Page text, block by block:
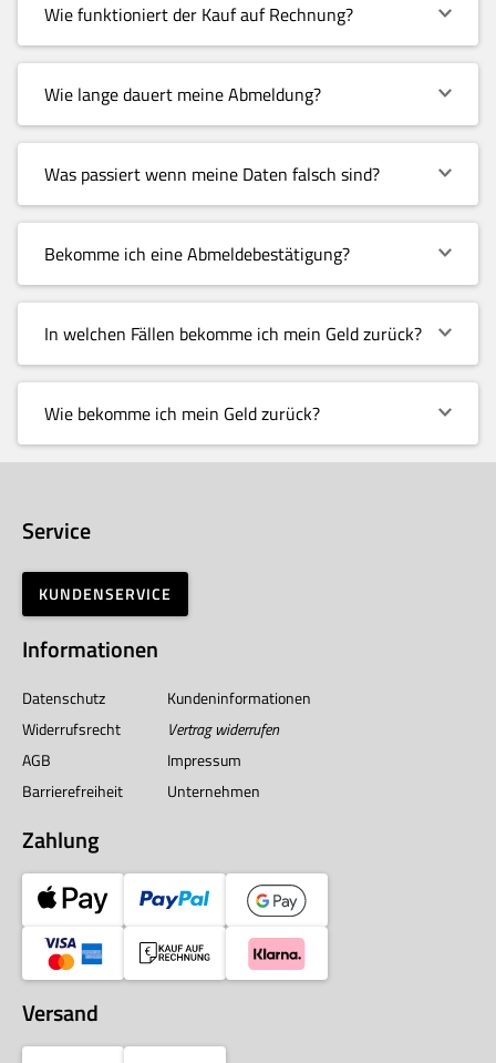
Wie funktioniert der Kauf auf Rechnung?
Wie lange dauert meine Abmeldung?
Was passiert wenn meine Daten falsch sind?
Bekomme ich eine Abmeldebestätigung?
In welchen Fällen bekomme ich mein Geld zurück?
Wie bekomme ich mein Geld zurück?
Service
KUNDENSERVICE
Informationen
Datenschutz
Kundeninformationen
Widerrufsrecht
Vertrag widerrufen
AGB
Impressum
Barrierefreiheit
Unternehmen
Zahlung
Versand